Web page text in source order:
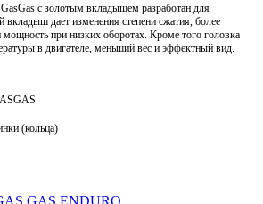
с золотым вкладышем разработан для
дает изменения степени сжатия, более
при низких оборотах. Кроме того головка
в двигателе, меньший вес и эффектный вид.
(кольца)